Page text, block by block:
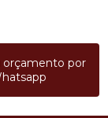
orçamento por